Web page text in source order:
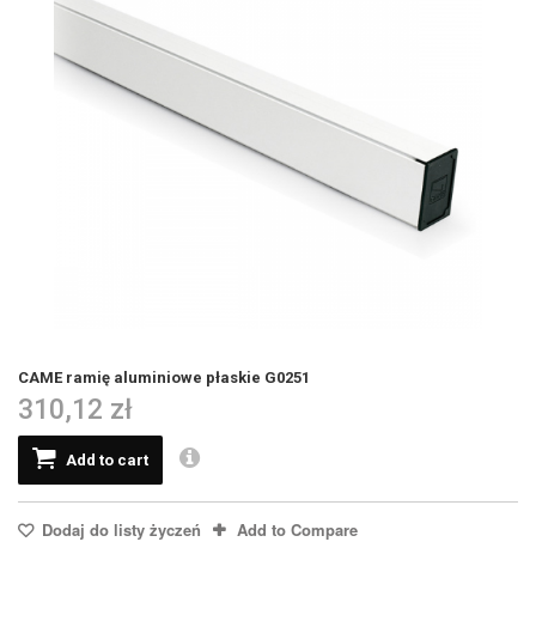
CAME ramię aluminiowe płaskie G0251
310,12 zł
Add to cart
Dodaj do listy życzeń Add to Compare